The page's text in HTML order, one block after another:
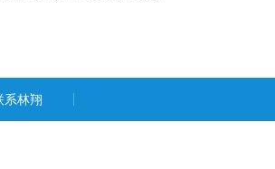
系林翔